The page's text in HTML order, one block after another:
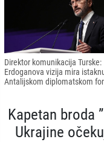
Direktor komunikacija Turske:
Erdoganova vizija mira
Antalijskom diplomatskom
Kapetan broda
Ukrajine